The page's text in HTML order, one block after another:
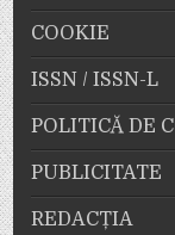
COOKIE
ISSN / ISSN-L
POLITICĂ DE
PUBLICITATE
REDACȚIA